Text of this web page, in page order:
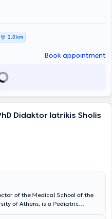
to his private practice, Dr.
Doctors Hospital.
2,8 km
Book appointment
Didaktor Iatrikis Sholis
of the Medical School of the
of Athens, is a Pediatric